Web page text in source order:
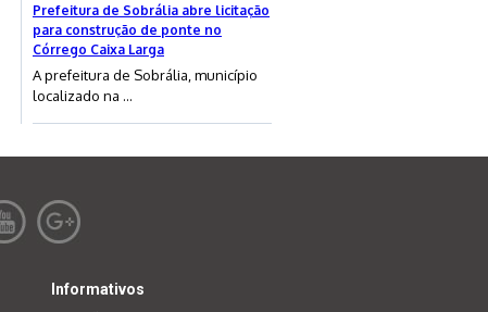
Prefeitura de Sobrália abre licitação
para construção de ponte no
Córrego Caixa Larga
A prefeitura de Sobrália, município
localizado na ...
Informativos